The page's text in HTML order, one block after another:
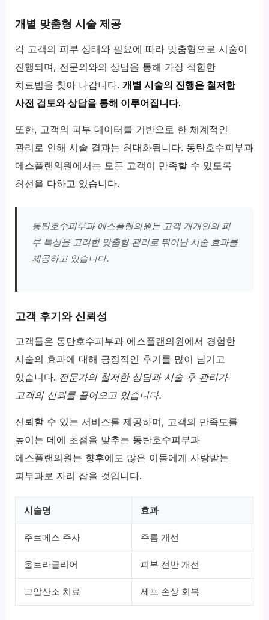
개별 맞춤형 시술 제공
각 고객의 피부 상태와 필요에 따라 맞춤형으로 시술이
진행되며, 전문의와의 상담을 통해 가장 적합한
치료법을 찾아 나갑니다.개별 시술의 진행은 철저한
사전 검토와 상담을 통해 이루어집니다.
또한, 고객의 피부 데이터를 기반으로 한 체계적인
관리로 인해 시술 결과는 최대화됩니다. 동탄호수피부과
에스플랜의원에서는 모든 고객이 만족할 수 있도록
최선을 다하고 있습니다.
동탄호수피부과 에스플랜의원는 고객 개개인의 피
부 특성을 고려한 맞춤형 관리로 뛰어난 시술 효과를
제공하고 있습니다.
고객 후기와 신뢰성
고객들은 동탄호수피부과 에스플랜의원에서 경험한
시술의 효과에 대해 긍정적인 후기를 많이 남기고
있습니다. 전문가의 철저한 상담과 시술 후 관리가
고객의 신뢰를 끌어오고 있습니다.
신뢰할 수 있는 서비스를 제공하며, 고객의 만족도를
높이는 데에 초점을 맞추는 동탄호수피부과
에스플랜의원는 향후에도 많은 이들에게 사랑받는
피부과로 자리 잡을 것입니다.
시술명 효과
주르메스 주사 주름 개선
울트라클리어 피부 전반 개선
고압산소 치료 세포 손상 회복